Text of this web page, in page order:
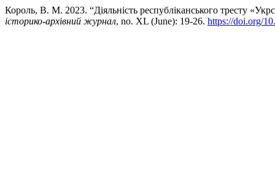
Король, В. М. 2023. “Діяльність республіканського тресту
історико-архівний журнал, no. XL (June): 19-26. https://doi.org/